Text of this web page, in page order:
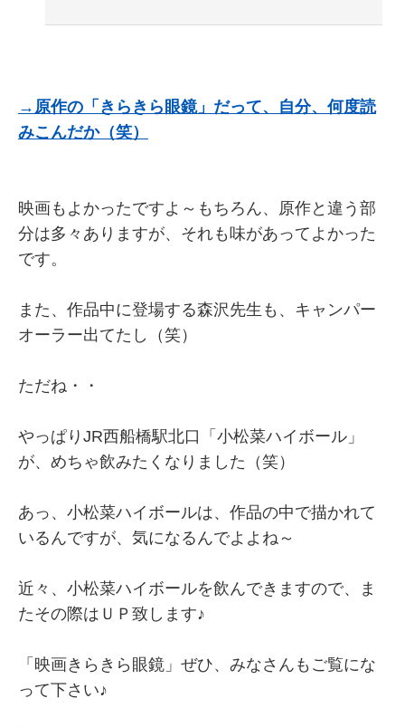
→原作の「きらきら眼鏡」だって、自分、何度読
みこんだか（笑）
映画もよかったですよ～もちろん、原作と違う部
分は多々ありますが、それも味があってよかった
です。
また、作品中に登場する森沢先生も、キャンパー
オーラー出てたし（笑）
ただね・・
やっぱりJR西船橋駅北口「小松菜ハイボール」
が、めちゃ飲みたくなりました（笑）
あっ、小松菜ハイボールは、作品の中で描かれて
いるんですが、気になるんでよよね～
近々、小松菜ハイボールを飲んできますので、ま
たその際はＵＰ致します♪
「映画きらきら眼鏡」ぜひ、みなさんもご覧にな
って下さい♪